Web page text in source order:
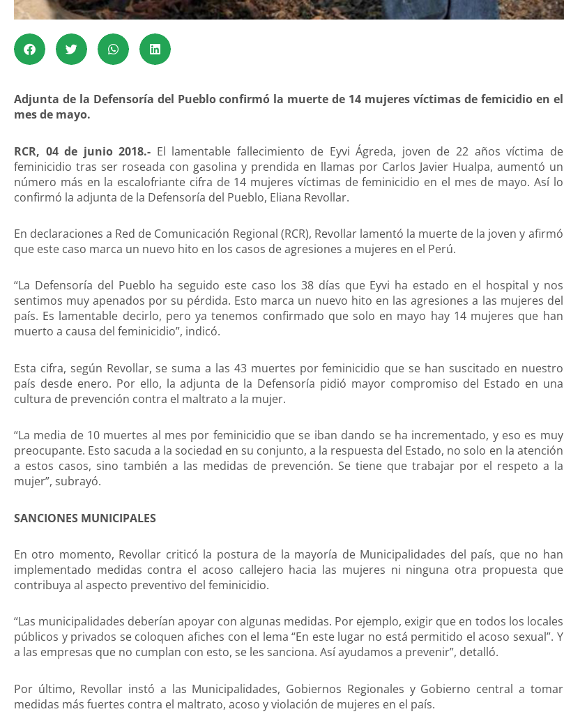
Adjunta de la Defensoría del Pueblo confirmó la muerte de 14 mujeres víctimas de femicidio en el
mes de mayo.
RCR, 04 de junio 2018.- El lamentable fallecimiento de Eyvi Ágreda, joven de 22 años víctima de
feminicidio tras ser roseada con gasolina y prendida en llamas por Carlos Javier Hualpa, aumentó un
número más en la escalofriante cifra de 14 mujeres víctimas de feminicidio en el mes de mayo. Así lo
confirmó la adjunta de la Defensoría del Pueblo, Eliana Revollar.
En declaraciones a Red de Comunicación Regional (RCR), Revollar lamentó la muerte de la joven y afirmó
que este caso marca un nuevo hito en los casos de agresiones a mujeres en el Perú.
“La Defensoría del Pueblo ha seguido este caso los 38 días que Eyvi ha estado en el hospital y nos
sentimos muy apenados por su pérdida. Esto marca un nuevo hito en las agresiones a las mujeres del
país. Es lamentable decirlo, pero ya tenemos confirmado que solo en mayo hay 14 mujeres que han
muerto a causa del feminicidio”, indicó.
Esta cifra, según Revollar, se suma a las 43 muertes por feminicidio que se han suscitado en nuestro
país desde enero. Por ello, la adjunta de la Defensoría pidió mayor compromiso del Estado en una
cultura de prevención contra el maltrato a la mujer.
“La media de 10 muertes al mes por feminicidio que se iban dando se ha incrementado, y eso es muy
preocupante. Esto sacuda a la sociedad en su conjunto, a la respuesta del Estado, no solo en la atención
a estos casos, sino también a las medidas de prevención. Se tiene que trabajar por el respeto a la
mujer”, subrayó.
SANCIONES MUNICIPALES
En otro momento, Revollar criticó la postura de la mayoría de Municipalidades del país, que no han
implementado medidas contra el acoso callejero hacia las mujeres ni ninguna otra propuesta que
contribuya al aspecto preventivo del feminicidio.
“Las municipalidades deberían apoyar con algunas medidas. Por ejemplo, exigir que en todos los locales
públicos y privados se coloquen afiches con el lema “En este lugar no está permitido el acoso sexual”. Y
a las empresas que no cumplan con esto, se les sanciona. Así ayudamos a prevenir”, detalló.
Por último, Revollar instó a las Municipalidades, Gobiernos Regionales y Gobierno central a tomar
medidas más fuertes contra el maltrato, acoso y violación de mujeres en el país.